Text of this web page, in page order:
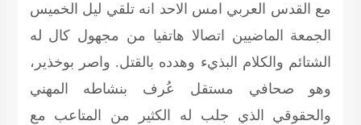
مع القدس العربي امس الاحد انه تلقي ليل الخميس
الجمعة الماضيين اتصالا هاتفيا من مجهول كال له
الشتائم والكلام البذيء وهدده بالقتل. واصر بوخذير،
وهو صحافي مستقل عُرف بنشاطه المهني
والحقوقي الذي جلب له الكثير من المتاعب مع